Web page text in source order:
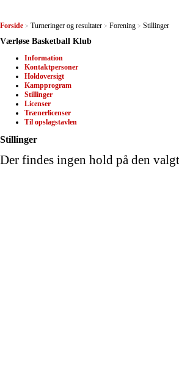
Forside > Turneringer og resultater > Forening > Stillinger
Værløse Basketball Klub
Information
Kontaktpersoner
Holdoversigt
Kampprogram
Stillinger
Licenser
Trænerlicenser
Til opslagstavlen
Stillinger
Der findes ingen hold på den